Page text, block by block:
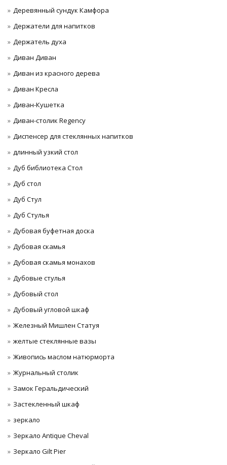
Деревянный сундук Камфора
Держатели для напитков
Держатель духа
Диван Диван
Диван из красного дерева
Диван Кресла
Диван-Кушетка
Диван-столик Regency
Диспенсер для стеклянных напитков
длинный узкий стол
Дуб библиотека Стол
Дуб стол
Дуб Стул
Дуб Стулья
Дубовая буфетная доска
Дубовая скамья
Дубовая скамья монахов
Дубовые стулья
Дубовый стол
Дубовый угловой шкаф
Железный Мишлен Статуя
желтые стеклянные вазы
Живопись маслом натюрморта
Журнальный столик
Замок Геральдический
Застекленный шкаф
зеркало
Зеркало Antique Cheval
Зеркало Gilt Pier